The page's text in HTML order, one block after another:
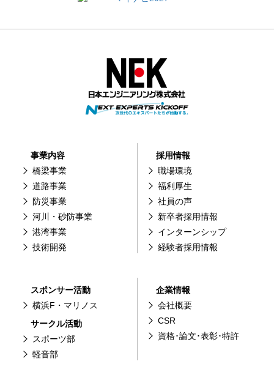
事業内容
橋梁事業
道路事業
防災事業
河川・砂防事業
港湾事業
技術開発
採用情報
職場環境
福利厚生
社員の声
新卒者採用情報
インターンシップ
経験者採用情報
スポンサー活動
横浜F・マリノス
サークル活動
スポーツ部
軽音部
企業情報
会社概要
CSR
資格･論文･表彰･特許